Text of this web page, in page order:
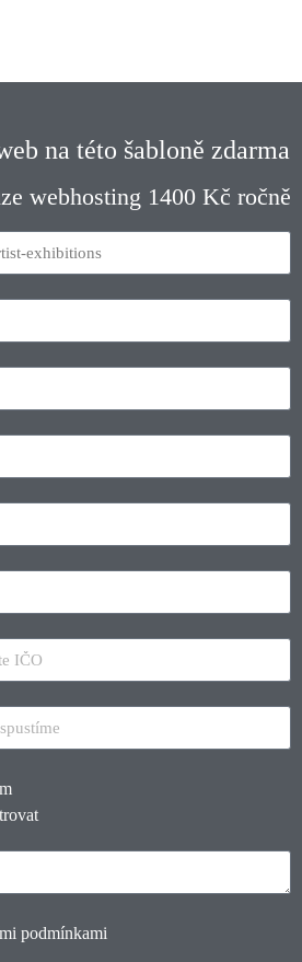
na této šabloně zdarma
webhosting 1400 Kč ročně
podmínkami